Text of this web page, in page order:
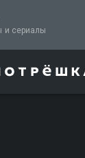
ТВ, фильмы и сериалы